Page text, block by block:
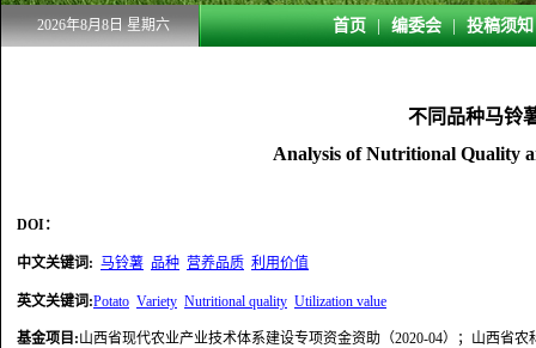
2026年8月8日 星期六 首页 | 编委会 | 投稿须知
不同品种马铃
Analysis of Nutritional Quality
DOI：
中文关键词: 马铃薯 品种 营养品质 利用价值
英文关键词:Potato Variety Nutritional quality Utilization value
基金项目 :山西省现代农业产业技术体系建设专项资金资助（2020-04）；山西省